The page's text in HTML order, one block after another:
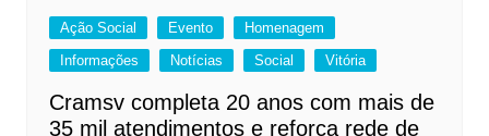
Ação Social Evento
Homenagem
Informações
Notícias Social Vitória
Cramsv completa 20 anos com mais de
35 mil atendimentos e reforça rede de